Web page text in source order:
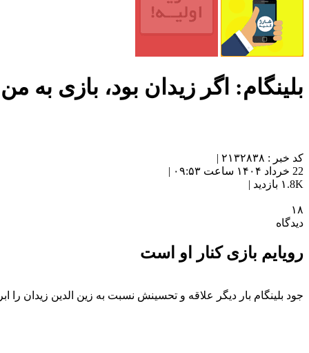
بلینگام: اگر زیدان بود، بازی به
کد خبر : ۲۱۳۲۸۳۸ |
22 خرداد ۱۴۰۴ ساعت ۰۹:۵۳ |
۱.8K بازدید |
۱۸
دیدگاه
رویایم بازی کنار او است
جود بلینگام بار دیگر علاقه و تحسینش نسبت به زین الدین زیدان را